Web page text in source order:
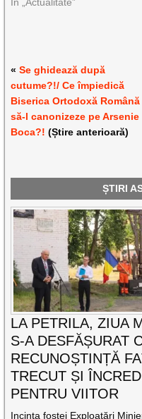
«Se ghidează după
cutume?!/ Ce împiedică
Biserica Ortodoxă Română
să-l canonizeze pe Arsenie
Boca?! (Știre anterioară)
ȘTIRI
LA PETRILA, ZIUA
S-A DESFĂȘURAT
RECUNOȘTINȚĂ
TRECUT ȘI
PENTRU VIITOR
Incinta fostei Exploatări